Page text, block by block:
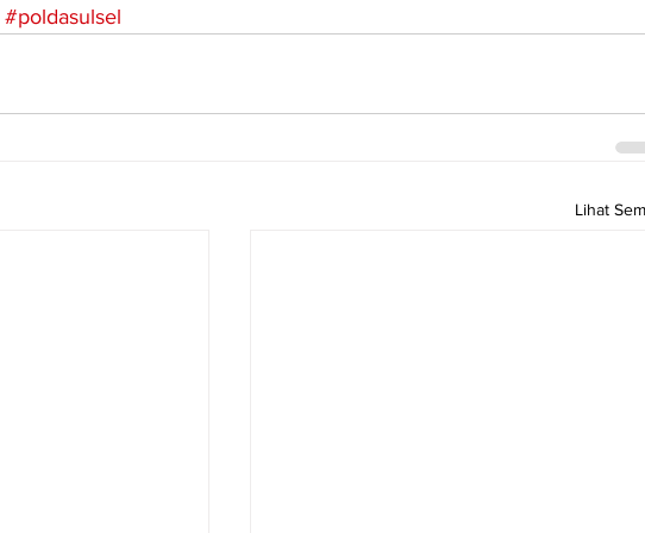
#poldasulsel
Lihat